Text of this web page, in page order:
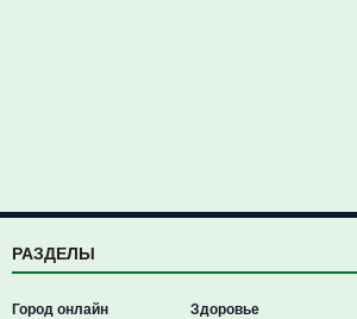
РАЗДЕЛЫ
Город онлайн
Здоровье